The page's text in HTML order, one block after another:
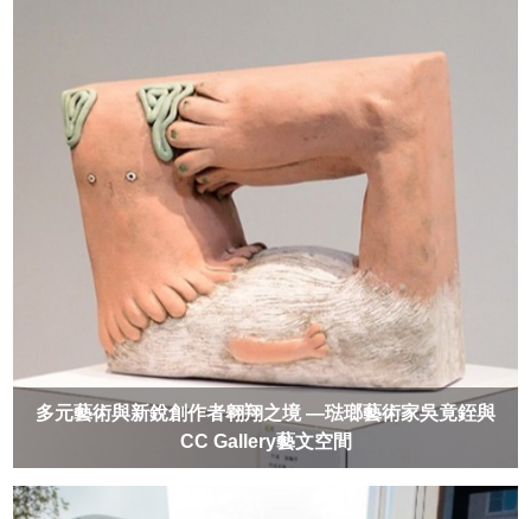
多元藝術與新銳創作者翱翔之境 —琺瑯藝術家吳竟銍與
CC Gallery藝文空間